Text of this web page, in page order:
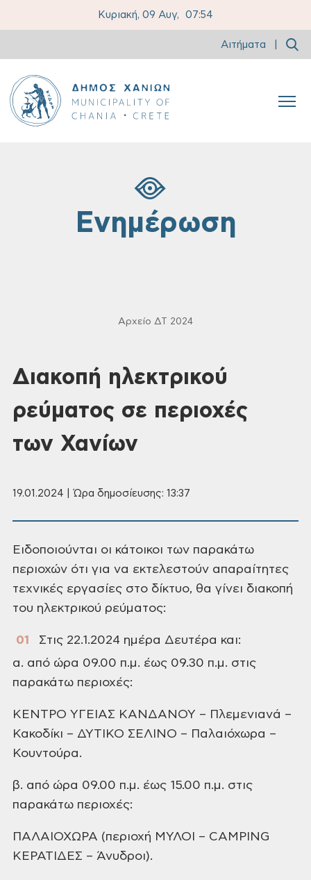
Κυριακή, 09 Αυγ, 07:54
Αιτήματα
Ενημέρωση
Αρχείο ΔΤ 2024
Διακοπή ηλεκτρικού
ρεύματος σε περιοχές
των Χανίων
19.01.2024 | Ώρα δημοσίευσης: 13:37
Ειδοποιούνται οι κάτοικοι των παρακάτω
περιοχών ότι για να εκτελεστούν απαραίτητες
τεχνικές εργασίες στο δίκτυο, θα γίνει διακοπή
του ηλεκτρικού ρεύματος:
Στις 22.1.2024 ημέρα Δευτέρα και:
α. από ώρα 09.00 π.μ. έως 09.30 π.μ. στις
παρακάτω περιοχές:
ΚΕΝΤΡΟ ΥΓΕΙΑΣ ΚΑΝΔΑΝΟΥ – Πλεμενιανά –
Κακοδίκι – ΔΥΤΙΚΟ ΣΕΛΙΝΟ – Παλαιόχωρα –
Κουντούρα.
β. από ώρα 09.00 π.μ. έως 15.00 π.μ. στις
παρακάτω περιοχές:
ΠΑΛΑΙΟΧΩΡΑ (περιοχή ΜΥΛΟΙ
– CAMPING
ΚΕΡΑΤΙΔΕΣ – Άνυδροι).